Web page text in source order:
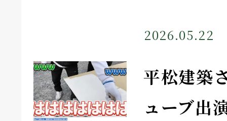
2026.05.22
平松建築
ューブ出